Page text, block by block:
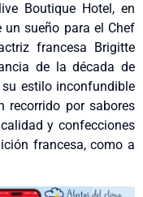
Boutique Hotel, en
sueño para el Chef
francesa Brigitte
de la década de
estilo inconfundible
recorrido por sabores
y confecciones
francesa, como a